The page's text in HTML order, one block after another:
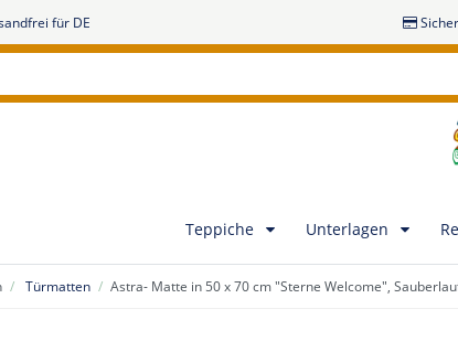
für DE
Teppiche Unterlagen
Türmatten Astra- Matte in 50 x 70 cm "Sterne Welcome",